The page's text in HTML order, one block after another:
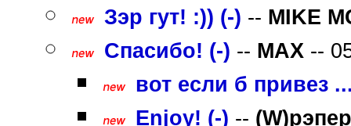
Зэр гут! :)) (-) -- MIKE
Спасибо! (-) -- MAX --
вот если б привез
Enjoy! (-) --